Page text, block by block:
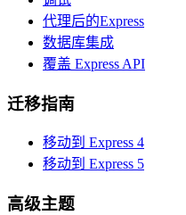
代理后的Express
数据库集成
覆盖 Express API
迁移指南
移动到 Express 4
移动到 Express 5
高级主题